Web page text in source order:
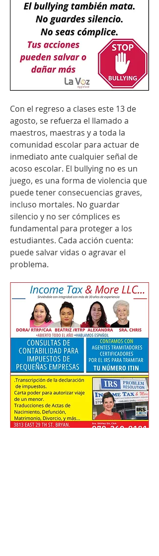
Con el regreso a clases este 13 de
agosto, se refuerza el llamado a
maestros, maestras y a toda la
comunidad escolar para actuar de
inmediato ante cualquier señal de
acoso escolar. El bullying no es un
juego, es una forma de violencia que
puede tener consecuencias graves,
incluso mortales. No guardar
silencio y no ser cómplices es
fundamental para proteger a los
estudiantes. Cada acción cuenta:
puede salvar vidas o agravar el
problema.